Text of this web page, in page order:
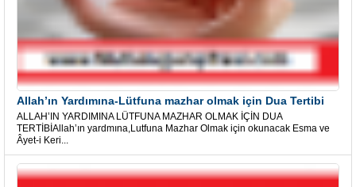
Allah’ın Yardımına-Lütfuna mazhar olmak için Dua Tertibi
ALLAH’IN YARDIMINA LÜTFUNA MAZHAR OLMAK İÇİN DUA
TERTİBİAllah’ın yardmına,Lutfuna Mazhar Olmak için okunacak Esma ve
Âyet-i Keri...